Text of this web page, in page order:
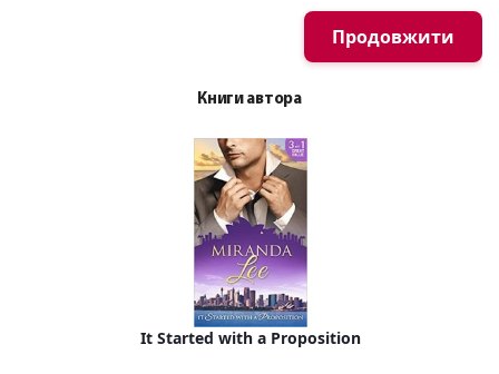
Продовжити
Книги автора
It Started with a Proposition